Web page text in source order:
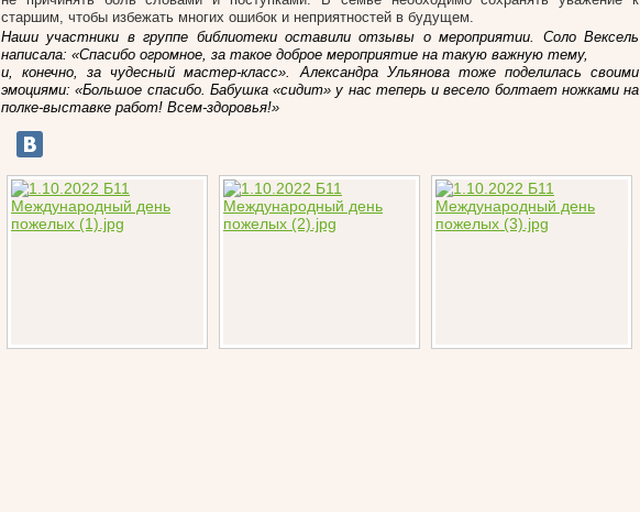
старшим, чтобы избежать многих ошибок и неприятностей в будущем.
Наши участники в группе библиотеки оставили отзывы о мероприятии. Соло Вексель
написала: «Спасибо огромное, за такое доброе мероприятие на такую важную тему,
и, конечно, за чудесный мастер-класс». Александра Ульянова тоже поделилась своими
эмоциями: «Большое спасибо. Бабушка «сидит» у нас теперь и весело болтает ножками на
полке-выставке работ! Всем-здоровья!»